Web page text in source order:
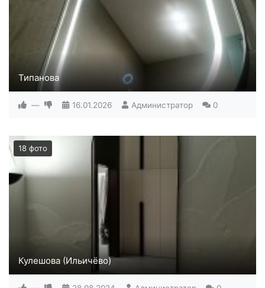
Типанова
— 16.01.2026 Администратор 0
18 фото
Кулешова (Ильичёво)